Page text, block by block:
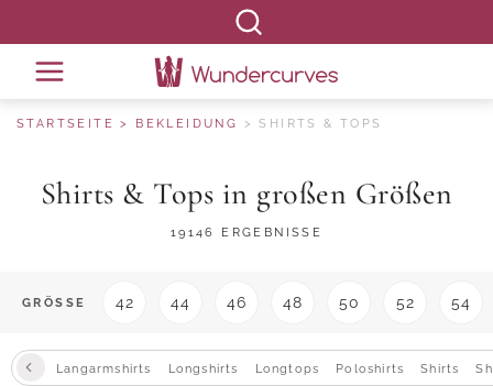
STARTSEITE BEKLEIDUNG SHIRTS & TOPS
Shirts & Tops in großen Größen
19146 ERGEBNISSE
GRÖSSE 42 44 46 48 50 52 54
Langarmshirts Longshirts Longtops Poloshirts Shirts